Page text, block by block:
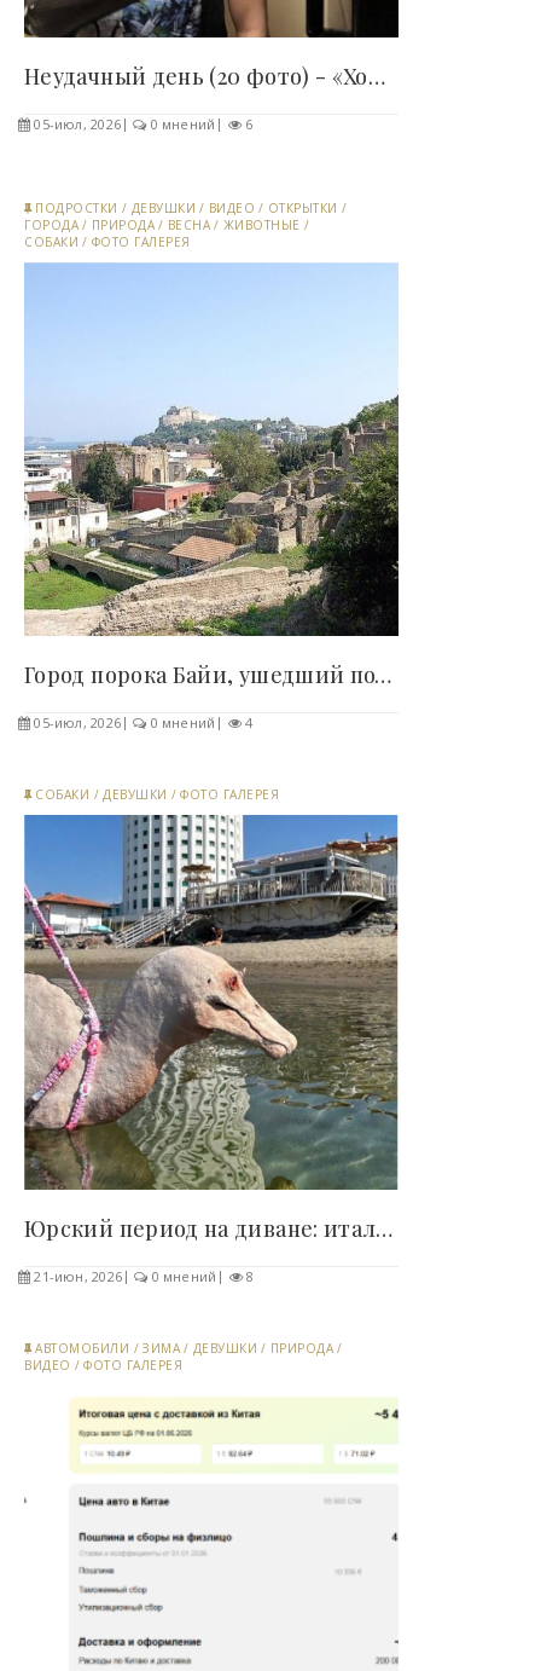
Неудачный день (20 фото) - «Хорошее настроение»..
05-июл, 2026 0 мнений 6
ПОДРОСТКИ / ДЕВУШКИ / ВИДЕО / ОТКРЫТКИ /
ГОРОДА / ПРИРОДА / ВЕСНА / ЖИВОТНЫЕ /
СОБАКИ / ФОТО ГАЛЕРЕЯ
Город порока Байи, ушедший под воду (14 фото) -..
05-июл, 2026 0 мнений 4
СОБАКИ /ДЕВУШКИ /ФОТО ГАЛЕРЕЯ
Юрский период на диване: итальянка превратила..
21-июн, 2026 0 мнений 8
АВТОМОБИЛИ /ЗИМА / ДЕВУШКИ / ПРИРОДА /
ВИДЕО /ФОТО ГАЛЕРЕЯ